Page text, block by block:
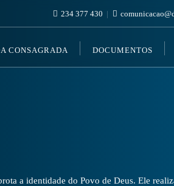
234 377 430
CONSAGRADA DOCUMENTOS
a identidade do Povo de Deus. Ele